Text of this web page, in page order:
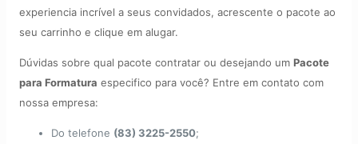
experiencia incrível a seus convidados, acrescente o pacote ao
seu carrinho e clique em alugar.
Dúvidas sobre qual pacote contratar ou desejando um Pacote
para Formatura especifico para você? Entre em contato com
nossa empresa:
Do telefone (83) 3225-2550;